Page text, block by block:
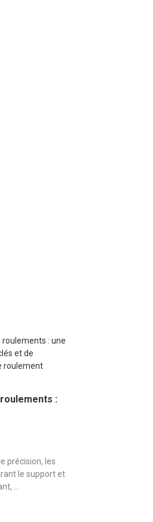
:
précision, les
le support et
...